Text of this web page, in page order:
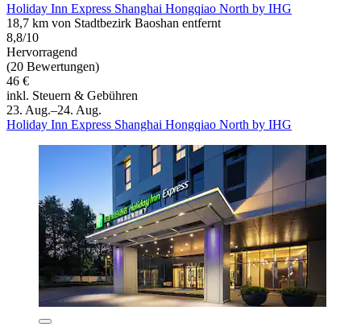
Holiday Inn Express Shanghai Hongqiao North by IHG
18,7 km von Stadtbezirk Baoshan entfernt
8,8/10
Hervorragend
(20 Bewertungen)
46 €
inkl. Steuern & Gebühren
23. Aug.–24. Aug.
Holiday Inn Express Shanghai Hongqiao North by IHG